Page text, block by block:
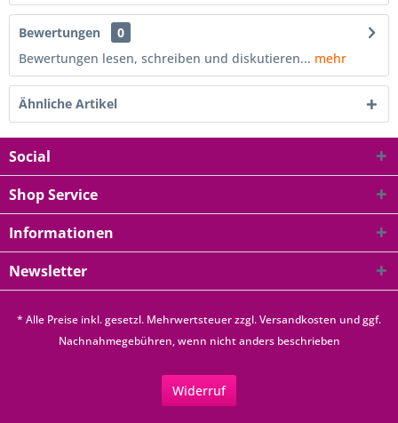
Bewertungen
0
Bewertungen lesen, schreiben und diskutieren... mehr
Ähnliche Artikel
Social
Shop Service
Informationen
Newsletter
* Alle Preise inkl. gesetzl. Mehrwertsteuer zzgl.Versandkosten und ggf.
Nachnahmegebühren, wenn nicht anders beschrieben
Widerruf